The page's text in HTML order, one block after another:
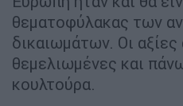
θεματοφύλακας των
δικαιωμάτων. Οι αξίες
θεμελιωμένες και
κουλτούρα.